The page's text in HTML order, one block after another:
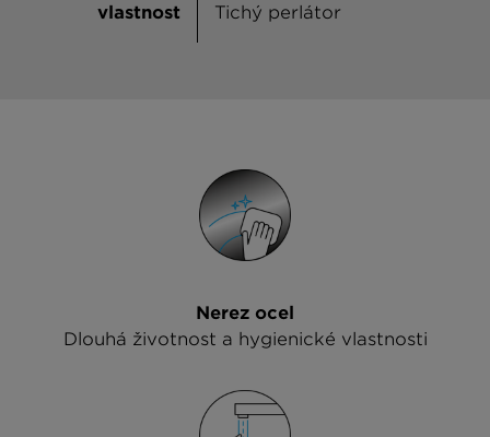
vlastnost
Tichý perlátor
Nerez ocel
Dlouhá životnost a hygienické vlastnosti